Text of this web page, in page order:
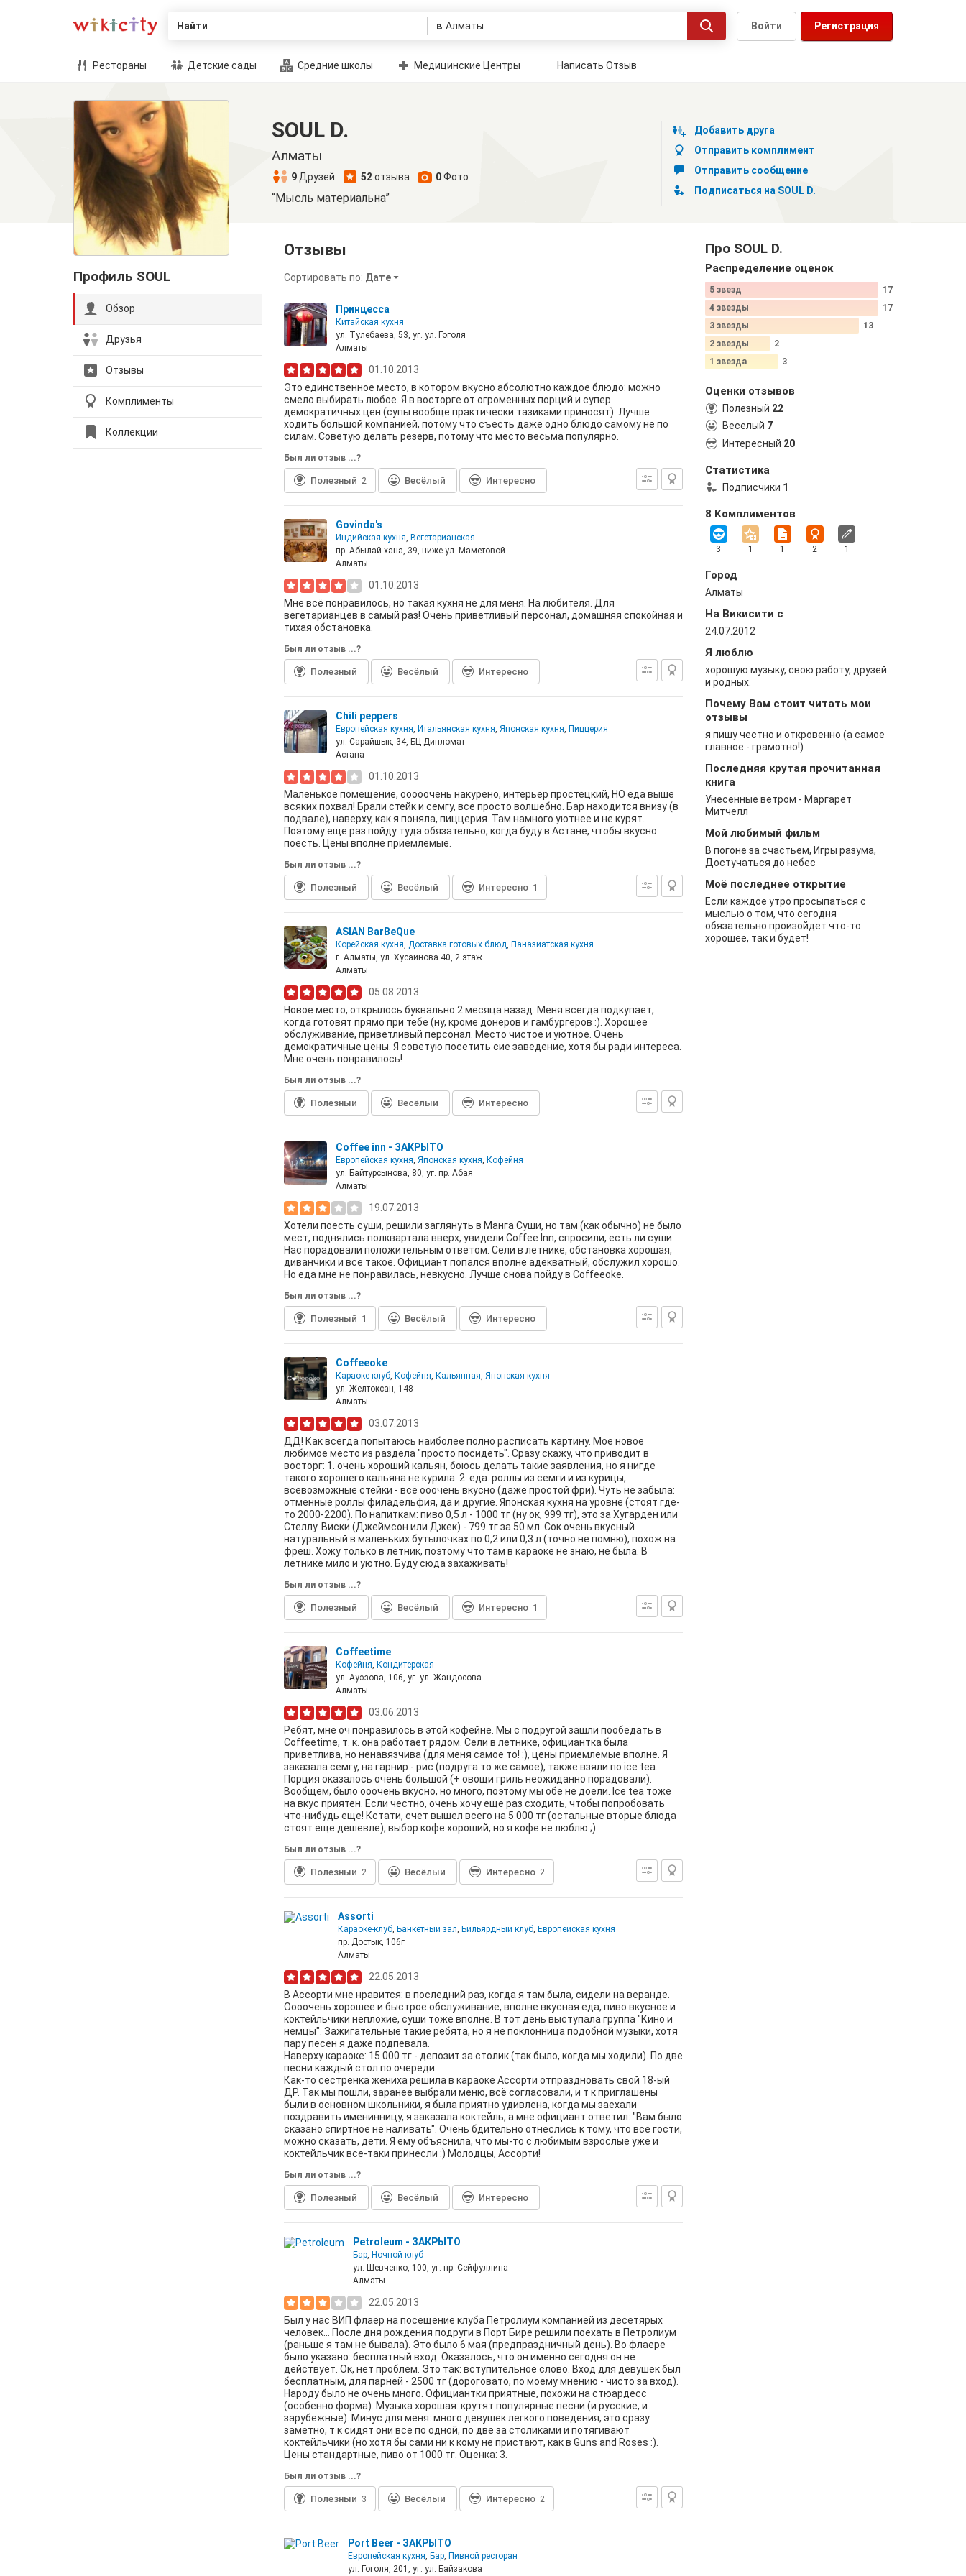
Найти в Регистрация
Войти
Рестораны Детские сады Средние школы Медицинские Центры Написать Отзыв
SOUL D.
Алматы
9 Друзей 52отзыва 0Фото
“Мысль материальна”
Добавить друга
Отправить комплимент
Отправить сообщение
Подписаться на SOUL D.
Профиль SOUL
Обзор
Друзья
Отзывы
Комплименты
Коллекции
Отзывы
Сортировать по: Дате
Принцесса
Китайская кухня
ул. Тулебаева, 53, уг. ул. Гоголя
Алматы
01.10.2013
Это единственное место, в котором вкусно абсолютно каждое блюдо: можно
смело выбирать любое. Я в восторге от огроменных порций и супер
демократичных цен (супы вообще практически тазиками приносят). Лучше
ходить большой компанией, потому что съесть даже одно блюдо самому не по
силам. Советую делать резерв, потому что место весьма популярно.
Был ли отзыв ...?
Полезный 2 Весёлый Интересно
Govinda's
Индийская кухня, Вегетарианская
пр. Абылай хана, 39, ниже ул. Маметовой
Алматы
01.10.2013
Мне всё понравилось, но такая кухня не для меня. На любителя. Для
вегетарианцев в самый раз! Очень приветливый персонал, домашняя спокойная и
тихая обстановка.
Был ли отзыв ...?
Полезный Весёлый Интересно
Chili peppers
Европейская кухня, Итальянская кухня, Японская кухня, Пиццерия
ул. Сарайшык, 34, БЦ Дипломат
Астана
01.10.2013
Маленькое помещение, ооооочень накурено, интерьер простецкий, НО еда выше
всяких похвал! Брали стейк и семгу, все просто волшебно. Бар находится внизу (в
подвале), наверху, как я поняла, пиццерия. Там намного уютнее и не курят.
Поэтому еще раз пойду туда обязательно, когда буду в Астане, чтобы вкусно
поесть. Цены вполне приемлемые.
Был ли отзыв ...?
Полезный Весёлый Интересно 1
ASIAN BarBeQue
Корейская кухня, Доставка готовых блюд, Паназиатская кухня
г. Алматы, ул. Хусаинова 40, 2 этаж
Алматы
05.08.2013
Новое место, открылось буквально 2 месяца назад. Меня всегда подкупает,
когда готовят прямо при тебе (ну, кроме донеров и гамбургеров :). Хорошее
обслуживание, приветливый персонал. Место чистое и уютное. Очень
демократичные цены. Я советую посетить сие заведение, хотя бы ради интереса.
Мне очень понравилось!
Был ли отзыв ...?
Полезный Весёлый Интересно
Coffee inn - ЗАКРЫТО
Европейская кухня, Японская кухня, Кофейня
ул. Байтурсынова, 80, уг. пр. Абая
Алматы
19.07.2013
Хотели поесть суши, решили заглянуть в Манга Суши, но там (как обычно) не было
мест, поднялись полквартала вверх, увидели Coffee Inn, спросили, есть ли суши.
Нас порадовали положительным ответом. Сели в летнике, обстановка хорошая,
диванчики и все такое. Официант попался вполне адекватный, обслужил хорошо.
Но еда мне не понравилась, невкусно. Лучше снова пойду в Coffeeoke.
Был ли отзыв ...?
Полезный 1 Весёлый Интересно
Coffeeoke
Караоке-клуб, Кофейня, Кальянная, Японская кухня
ул. Желтоксан, 148
Алматы
03.07.2013
ДД! Как всегда попытаюсь наиболее полно расписать картину. Мое новое
любимое место из раздела "просто посидеть". Сразу скажу, что приводит в
восторг: 1. очень хороший кальян, боюсь делать такие заявления, но я нигде
такого хорошего кальяна не курила. 2. еда. роллы из семги и из курицы,
всевозможные стейки - всё ооочень вкусно (даже простой фри). Чуть не забыла:
отменные роллы филадельфия, да и другие. Японская кухня на уровне (стоят где-
то 2000-2200). По напиткам: пиво 0,5 л - 1000 тг (ну ок, 999 тг), это за Хугарден или
Стеллу. Виски (Джеймсон или Джек) - 799 тг за 50 мл. Сок очень вкусный
натуральный в маленьких бутылочках по 0,2 или 0,3 л (точно не помню), похож на
фреш. Хожу только в летник, поэтому что там в караоке не знаю, не была. В
летнике мило и уютно. Буду сюда захаживать!
Был ли отзыв ...?
Полезный Весёлый Интересно 1
Coffeetime
Кофейня, Кондитерская
ул. Ауэзова, 106, уг. ул. Жандосова
Алматы
03.06.2013
Ребят, мне оч понравилось в этой кофейне. Мы с подругой зашли пообедать в
Coffeetime, т. к. она работает рядом. Сели в летнике, официантка была
приветлива, но ненавязчива (для меня самое то! :), цены приемлемые вполне. Я
заказала семгу, на гарнир - рис (подруга то же самое), также взяли по ice tea.
Порция оказалось очень большой (+ овощи гриль неожиданно порадовали).
Вообщем, было ооочень вкусно, но много, поэтому мы обе не доели. Ice tea тоже
на вкус приятен. Если честно, очень хочу еще раз сходить, чтобы попробовать
что-нибудь еще! Кстати, счет вышел всего на 5 000 тг (остальные вторые блюда
стоят еще дешевле), выбор кофе хороший, но я кофе не люблю ;)
Был ли отзыв ...?
Полезный 2 Весёлый Интересно 2
Assorti
Караоке-клуб, Банкетный зал, Бильярдный клуб, Европейская кухня
пр. Достык, 106г
Алматы
22.05.2013
В Ассорти мне нравится: в последний раз, когда я там была, сидели на веранде.
Оооочень хорошее и быстрое обслуживание, вполне вкусная еда, пиво вкусное и
коктейльчики неплохие, суши тоже вполне. В тот день выступала группа "Кино и
немцы". Зажигательные такие ребята, но я не поклонница подобной музыки, хотя
пару песен я даже подпевала.
Наверху караоке: 15 000 тг - депозит за столик (так было, когда мы ходили). По две
песни каждый стол по очереди.
Как-то сестренка жениха решила в караоке Ассорти отпраздновать свой 18-ый
ДР. Так мы пошли, заранее выбрали меню, всё согласовали, и т к приглашены
были в основном школьники, я была приятно удивлена, когда мы заехали
поздравить именинницу, я заказала коктейль, а мне официант ответил: "Вам было
сказано спиртное не наливать". Очень бдительно отнеслись к тому, что все гости,
можно сказать, дети. Я ему объяснила, что мы-то с любимым взрослые уже и
коктейльчик все-таки принесли :) Молодцы, Ассорти!
Был ли отзыв ...?
Полезный Весёлый Интересно
Petroleum - ЗАКРЫТО
Бар, Ночной клуб
ул. Шевченко, 100, уг. пр. Сейфуллина
Алматы
22.05.2013
Был у нас ВИП флаер на посещение клуба Петролиум компанией из десетярых
человек... После дня рождения подруги в Порт Бире решили поехать в Петролиум
(раньше я там не бывала). Это было 6 мая (предпраздничный день). Во флаере
было указано: бесплатный вход. Оказалось, что он именно сегодня он не
действует. Ок, нет проблем. Это так: вступительное слово. Вход для девушек был
бесплатным, для парней - 2500 тг (дороговато, по моему мнению - чисто за вход).
Народу было не очень много. Официантки приятные, похожи на стюардесс
(особенно форма). Музыка хорошая: крутят популярные песни (и русские, и
зарубежные). Минус для меня: много девушек легкого поведения, это сразу
заметно, т к сидят они все по одной, по две за столиками и потягивают
коктейльчики (но хотя бы сами ни к кому не пристают, как в Guns and Roses :).
Цены стандартные, пиво от 1000 тг. Оценка: 3.
Был ли отзыв ...?
Полезный 3 Весёлый Интересно 2
Port Beer - ЗАКРЫТО
Европейская кухня, Бар, Пивной ресторан
ул. Гоголя, 201, уг. ул. Байзакова
Про SOUL D.
Распределение оценок
5 звезд
17
4 звезды
17
3 звезды
13
2 звезды
2
1 звезда
3
Оценки отзывов
Полезный 22
Веселый 7
Интересный 20
Статистика
Подписчики 1
8 Комплиментов
3 1 1 2 1
Город
Алматы
На Викисити c
24.07.2012
Я люблю
хорошую музыку, свою работу, друзей
и родных.
Почему Вам стоит читать мои
отзывы
я пишу честно и откровенно (а самое
главное - грамотно!)
Последняя крутая прочитанная
книга
Унесенные ветром - Маргарет
Митчелл
Мой любимый фильм
В погоне за счастьем, Игры разума,
Достучаться до небес
Моё последнее открытие
Если каждое утро просыпаться с
мыслью о том, что сегодня
обязательно произойдет что-то
хорошее, так и будет!